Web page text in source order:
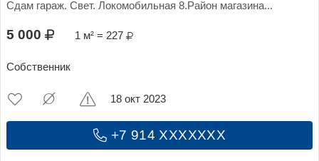
Сдам гараж. Свет. Локомобильная 8.Район магазина...
5 000 1 м² = 227
Собственник
+7 914 XXXXXXX
18 окт 2023